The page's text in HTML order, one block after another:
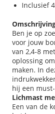
Inclusief
Ben je op
voor jouw
van 2,4-8
oplossing
maken. In
hij een
Lichmast
Een van de